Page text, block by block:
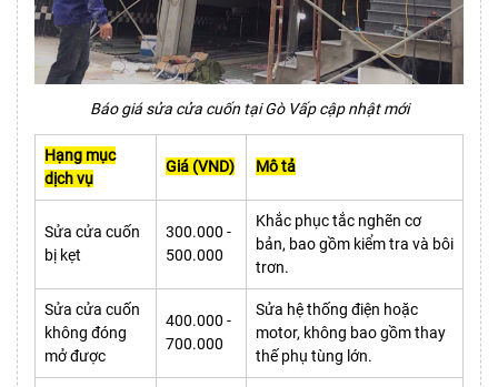
Báo giá sửa cửa cuốn tại Gò Vấp cập nhật mới
Hạng mục
dịch vụ
Giá (VND) Mô tả
Sửa cửa cuốn
bị kẹt
300.000 -
500.000
Khắc phục tắc nghẽn cơ
bản, bao gồm kiểm tra và bôi
trơn.
Sửa cửa cuốn
không đóng
mở được
400.000 -
700.000
Sửa hệ thống điện hoặc
motor, không bao gồm thay
thế phụ tùng lớn.